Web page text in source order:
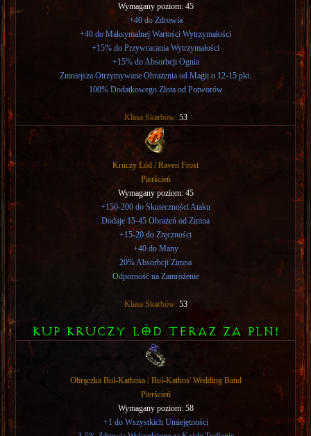
Wymagany poziom: 45
+40 do Zdrowia
+40 do Maksymalnej Wartości Wytrzymałości
+15% do Przywracania Wytrzymałości
+15% do Absorbcji Ognia
Zmniejsza Otrzymywane Obrażenia od Magii o 12-15 pkt.
100% Dodatkowego Złota od Potworów
Klasa Skarbów: 53
Kruczy Lód / Raven Frost
Pierścień
Wymagany poziom: 45
+150-200 do Skuteczności Ataku
Dodaje 15-45 Obrażeń od Zimna
+15-20 do Zręczności
+40 do Many
20% Absorbcji Zimna
Odporność na Zamrożenie
Klasa Skarbów: 53
KUP KRUCZY LÓD TERAZ ZA PLN!
Obrączka Bul-Kathosa / Bul-Kathos' Wedding Band
Pierścień
Wymagany poziom: 58
+1 do Wszystkich Umiejętności